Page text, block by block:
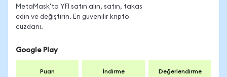
MetaMask'ta YFI satın alın, satın, takas
edin ve değiştirin. En güvenilir kripto
cüzdanı.
Google Play
Puan İndirme Değerlendirme